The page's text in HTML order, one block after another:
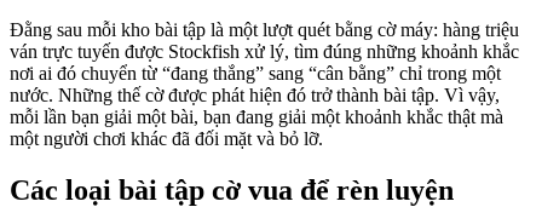
Đằng sau mỗi kho bài tập là một lượt quét bằng cờ máy: hàng triệu
ván trực tuyến được Stockfish xử lý, tìm đúng những khoảnh khắc
nơi ai đó chuyển từ “đang thắng” sang “cân bằng” chỉ trong một
nước. Những thế cờ được phát hiện đó trở thành bài tập. Vì vậy,
mỗi lần bạn giải một bài, bạn đang giải một khoảnh khắc thật mà
một người chơi khác đã đối mặt và bỏ lỡ.
Các loại bài tập cờ vua để rèn luyện